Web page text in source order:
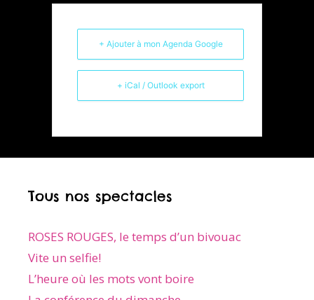
+ Ajouter à mon Agenda Google
+ iCal / Outlook export
Tous nos spectacles
ROSES ROUGES, le temps d’un bivouac
Vite un selfie!
L’heure où les mots vont boire